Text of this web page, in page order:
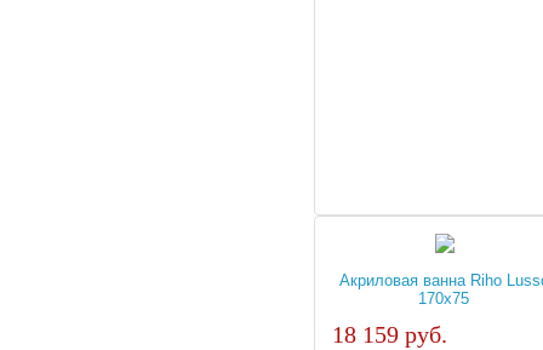
Акриловая ванна Riho
170x75
18 159 руб.